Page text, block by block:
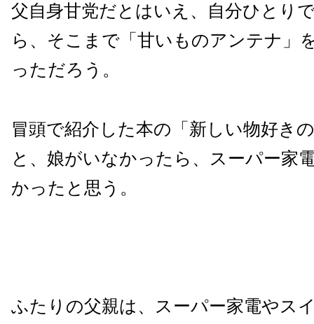
父自身甘党だとはいえ、自分ひとり
ら、そこまで「甘いものアンテナ」
っただろう。
冒頭で紹介した本の「新しい物好き
と、娘がいなかったら、スーパー家
かったと思う。
ふたりの父親は、スーパー家電やス